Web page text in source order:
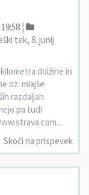
¦
tek, 8. junij
dolžine in
oz. mlajše
razdaljah.
pa tudi
Skoči na prispevek